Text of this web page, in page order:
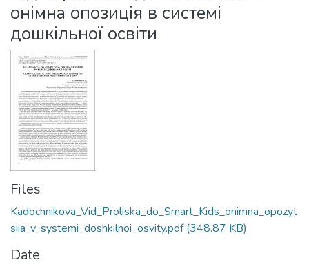
Statistics
онімна опозиція в системі
дошкільної освіти
Files
Kadochnikova_Vid_Proliska_do_Smart_Kids_onimna_opozyt
siia_v_systemi_doshkilnoi_osvity.pdf(348.87 KB)
Date